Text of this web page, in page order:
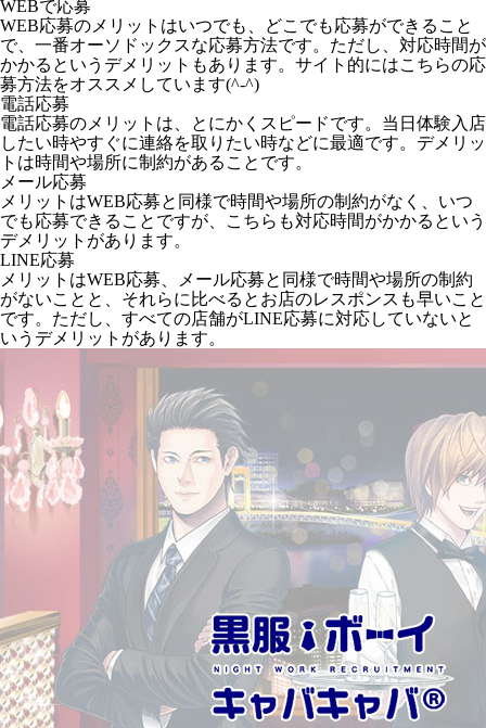
WEBで応募
WEB応募のメリットはいつでも、どこでも応募ができること
で、一番オーソドックスな応募方法です。ただし、対応時間が
かかるというデメリットもあります。サイト的にはこちらの応
募方法をオススメしています(^-^)
電話応募
電話応募のメリットは、とにかくスピードです。当日体験入店
したい時やすぐに連絡を取りたい時などに最適です。デメリッ
トは時間や場所に制約があることです。
メール応募
メリットはWEB応募と同様で時間や場所の制約がなく、いつ
でも応募できることですが、こちらも対応時間がかかるという
デメリットがあります。
LINE応募
メリットはWEB応募、メール応募と同様で時間や場所の制約
がないことと、それらに比べるとお店のレスポンスも早いこと
です。ただし、すべての店舗がLINE応募に対応していないと
いうデメリットがあります。